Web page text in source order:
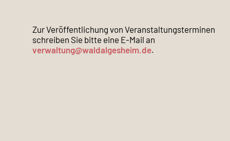
Zur Veröffentlichung von Veranstaltungsterminen
schreiben Sie bitte eine E-Mail an
verwaltung@waldalgesheim.de.